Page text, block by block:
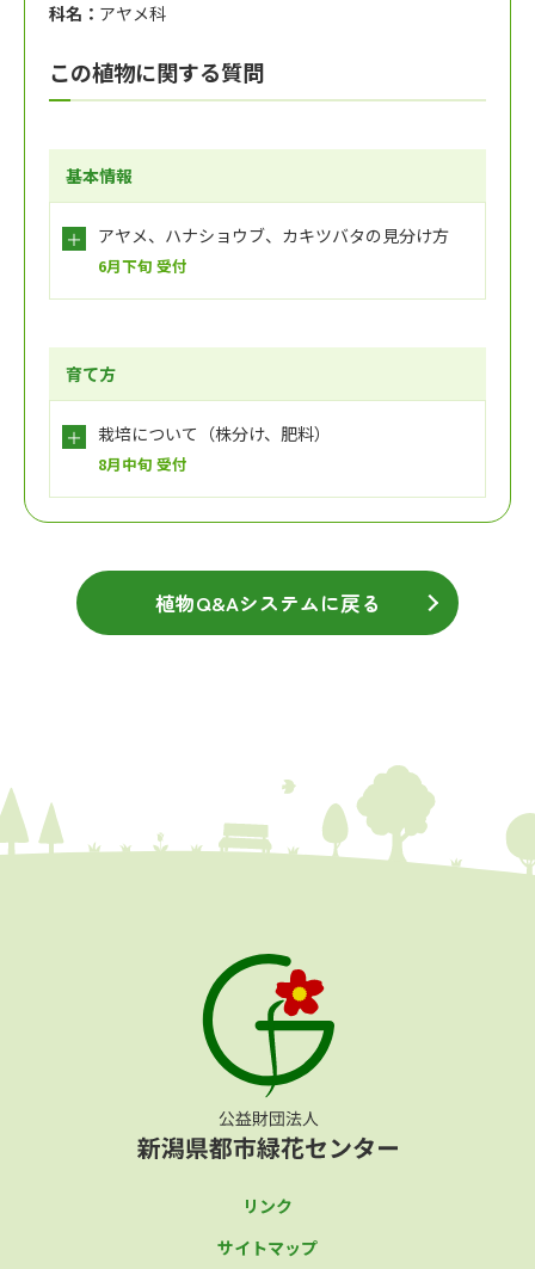
科名： アヤメ科
この植物に関する質問
基本情報
アヤメ、ハナショウブ、カキツバタの見分け方
6月下旬 受付
育て方
栽培について（株分け、肥料）
8月中旬 受付
植物Q&Aシステムに戻る
リンク
サイトマップ